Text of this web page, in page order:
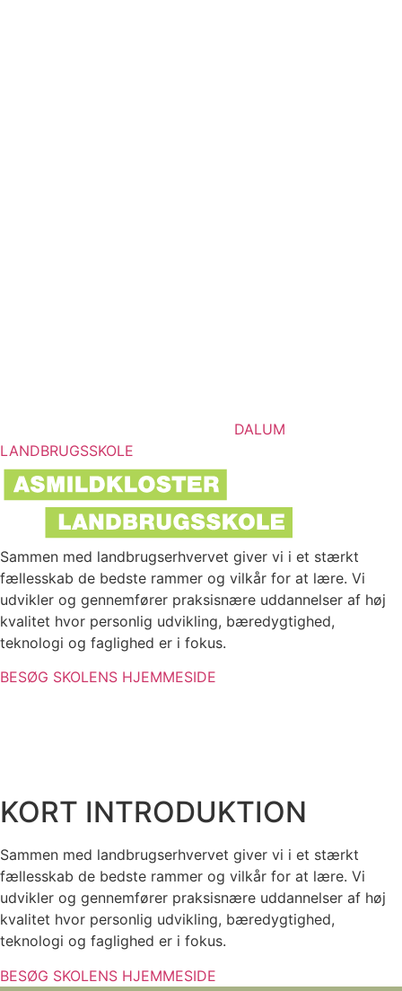
DALUM
LANDBRUGSSKOLE
Sammen med landbrugserhvervet giver vi i et stærkt
fællesskab de bedste rammer og vilkår for at lære. Vi
udvikler og gennemfører praksisnære uddannelser af høj
kvalitet hvor personlig udvikling, bæredygtighed,
teknologi og faglighed er i fokus.
BESØG SKOLENS HJEMMESIDE
KORT INTRODUKTION
Sammen med landbrugserhvervet giver vi i et stærkt
fællesskab de bedste rammer og vilkår for at lære. Vi
udvikler og gennemfører praksisnære uddannelser af høj
kvalitet hvor personlig udvikling, bæredygtighed,
teknologi og faglighed er i fokus.
BESØG SKOLENS HJEMMESIDE